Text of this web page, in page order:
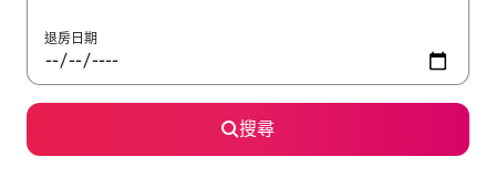
退房日期
搜尋